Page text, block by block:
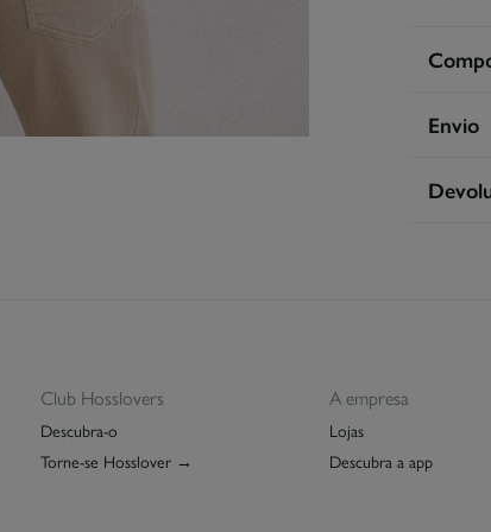
Envio
Club Hosslovers
Descubra-o
Torne-se Hosslover →
A empresa
Lojas
Descubra a app